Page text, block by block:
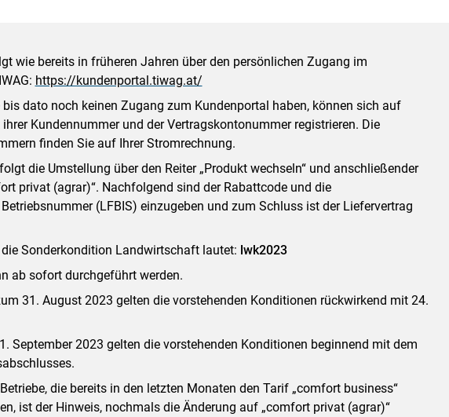
wie bereits in früheren Jahren über den persönlichen Zugang im
https://kundenportal.tiwag.at/
bis dato noch keinen Zugang zum Kundenportal haben, können sich auf
Kundennummer und der Vertragskontonummer registrieren. Die
finden Sie auf Ihrer Stromrechnung.
die Umstellung über den Reiter „Produkt wechseln“ und anschließender
privat (agrar)“. Nachfolgend sind der Rabattcode und die
(LFBIS) einzugeben und zum Schluss ist der Liefervertrag
Sonderkondition Landwirtschaft lautet: lwk2023
ab sofort durchgeführt werden.
31. August 2023 gelten die vorstehenden Konditionen rückwirkend mit 24.
September 2023 gelten die vorstehenden Konditionen beginnend mit dem
die bereits in den letzten Monaten den Tarif „comfort business“
ist der Hinweis, nochmals die Änderung auf „comfort privat (agrar)“